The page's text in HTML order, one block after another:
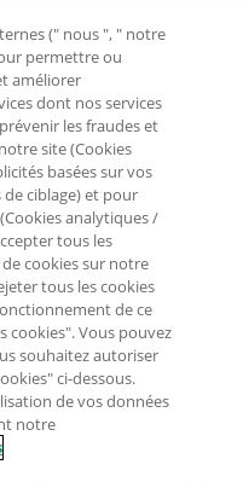
(" nous ", " notre
permettre ou
améliorer
dont nos services
les fraudes et
site (Cookies
basées sur vos
ciblage) et pour
analytiques /
tous les
cookies sur notre
tous les cookies
de ce
cookies". Vous pouvez
souhaitez autoriser
ci-dessous.
de vos données
notre